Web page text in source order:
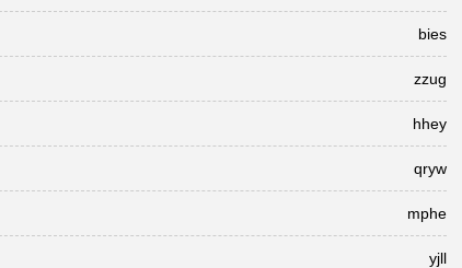
bies
zzug
hhey
qryw
mphe
yjll